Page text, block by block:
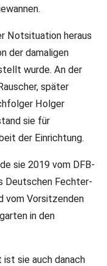
Notsituation heraus
der damaligen
wurde. An der
später
Holger
sie für
der Einrichtung.
sie 2019 vom DFB-
Deutschen Fechter-
vom Vorsitzenden
in den
sie auch danach